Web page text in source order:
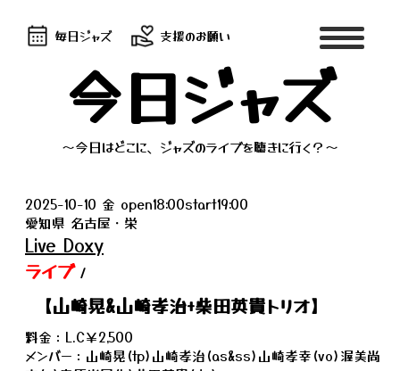
毎日ジャズ 支援のお願い
今日ジャズ
～今日はどこに、ジャズのライブを聴きに行く？～
2025-10-10 金 open18:00start19:00
愛知県 名古屋・栄
Live Doxy
ライブ/
【山崎晃&山崎孝治+柴田英貴トリオ】
料金：L.C￥2,500
メンバー：山崎晃(tp)山崎孝治(as&ss)山崎孝幸(vo)渥美尚